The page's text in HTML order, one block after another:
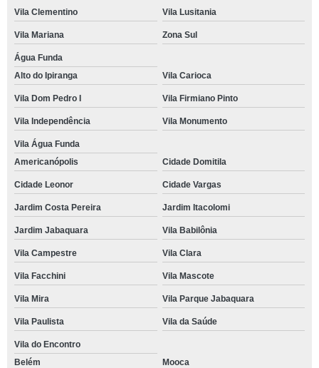
Vila Clementino Vila Lusitania
Vila Mariana Zona Sul
Água Funda
Alto do Ipiranga
Vila Carioca
Vila Dom Pedro I Vila Firmiano Pinto
Vila Independência Vila Monumento
Vila Água Funda
Americanópolis
Cidade Domitila
Cidade Leonor Cidade Vargas
Jardim Costa Pereira Jardim Itacolomi
Jardim Jabaquara Vila Babilônia
Vila Campestre Vila Clara
Vila Facchini Vila Mascote
Vila Mira Vila Parque Jabaquara
Vila Paulista Vila da Saúde
Vila do Encontro
Belém
Mooca